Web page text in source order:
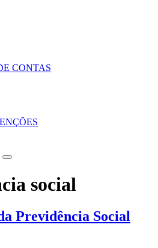
CONTAS
social
Previdência Social